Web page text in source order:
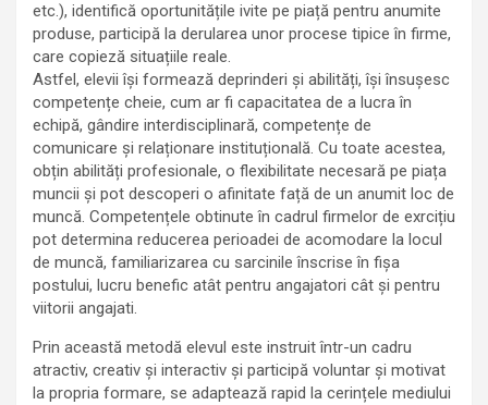
etc.), identifică oportunitățile ivite pe piață pentru anumite
produse, participă la derularea unor procese tipice în firme,
care copieză situațiile reale.
Astfel, elevii își formează deprinderi și abilități, își însușesc
competențe cheie, cum ar fi capacitatea de a lucra în
echipă, gândire interdisciplinară, competențe de
comunicare și relaționare instituțională. Cu toate acestea,
obțin abilități profesionale, o flexibilitate necesară pe piața
muncii și pot descoperi o afinitate față de un anumit loc de
muncă. Competențele obtinute în cadrul firmelor de exrcițiu
pot determina reducerea perioadei de acomodare la locul
de muncă, familiarizarea cu sarcinile înscrise în fișa
postului, lucru benefic atât pentru angajatori cât și pentru
viitorii angajati.
Prin această metodă elevul este instruit într-un cadru
atractiv, creativ și interactiv și participă voluntar și motivat
la propria formare, se adaptează rapid la cerințele mediului